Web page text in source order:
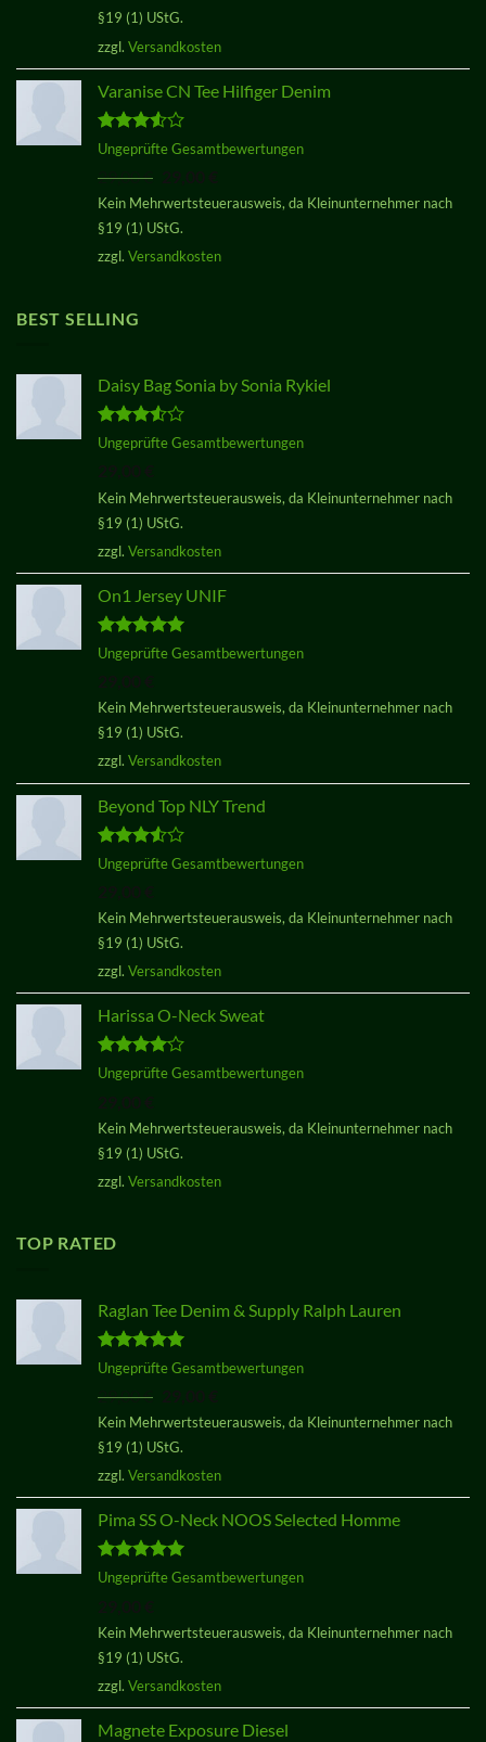
§19 (1) UStG.
zzgl. Versandkosten
Varanise CN Tee Hilfiger Denim
Bewertet
von 5
Ungeprüfte Gesamtbewertungen
29,00€
Preis
war:
Preis
Kein Mehrwertsteuerausweis, da Kleinunternehmer nach
§19 (1) UStG.
zzgl. Versandkosten
BEST SELLING
Daisy Bag Sonia by Sonia Rykiel
Bewertet
Ungeprüfte Gesamtbewertungen
Kein Mehrwertsteuerausweis, da Kleinunternehmer nach
§19 (1) UStG.
zzgl. Versandkosten
On1 Jersey UNIF
Bewertet
Ungeprüfte Gesamtbewertungen
Kein Mehrwertsteuerausweis, da Kleinunternehmer nach
§19 (1) UStG.
zzgl. Versandkosten
Beyond Top NLY Trend
Bewertet
Ungeprüfte Gesamtbewertungen
Kein Mehrwertsteuerausweis, da Kleinunternehmer nach
§19 (1) UStG.
zzgl. Versandkosten
Harissa O-Neck Sweat
Bewertet
Ungeprüfte Gesamtbewertungen
Kein Mehrwertsteuerausweis, da Kleinunternehmer nach
§19 (1) UStG.
zzgl. Versandkosten
TOP RATED
Raglan Tee Denim & Supply Ralph Lauren
Bewertet
von 5
Ungeprüfte Gesamtbewertungen
29,00€
Preis
war:
Preis
Kein Mehrwertsteuerausweis, da Kleinunternehmer nach
§19 (1) UStG.
zzgl. Versandkosten
Pima SS O-Neck NOOS Selected Homme
Bewertet
Ungeprüfte Gesamtbewertungen
Kein Mehrwertsteuerausweis, da Kleinunternehmer nach
§19 (1) UStG.
zzgl. Versandkosten
Magnete Exposure Diesel